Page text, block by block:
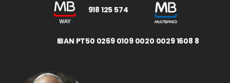
918 125 574
IBAN PT50 0269 0109 0020 0029 1608 8